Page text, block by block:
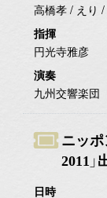
高橋孝 / えり
指揮
円光寺雅彦
演奏
九州交響楽団
ニッポ
2011」
日時